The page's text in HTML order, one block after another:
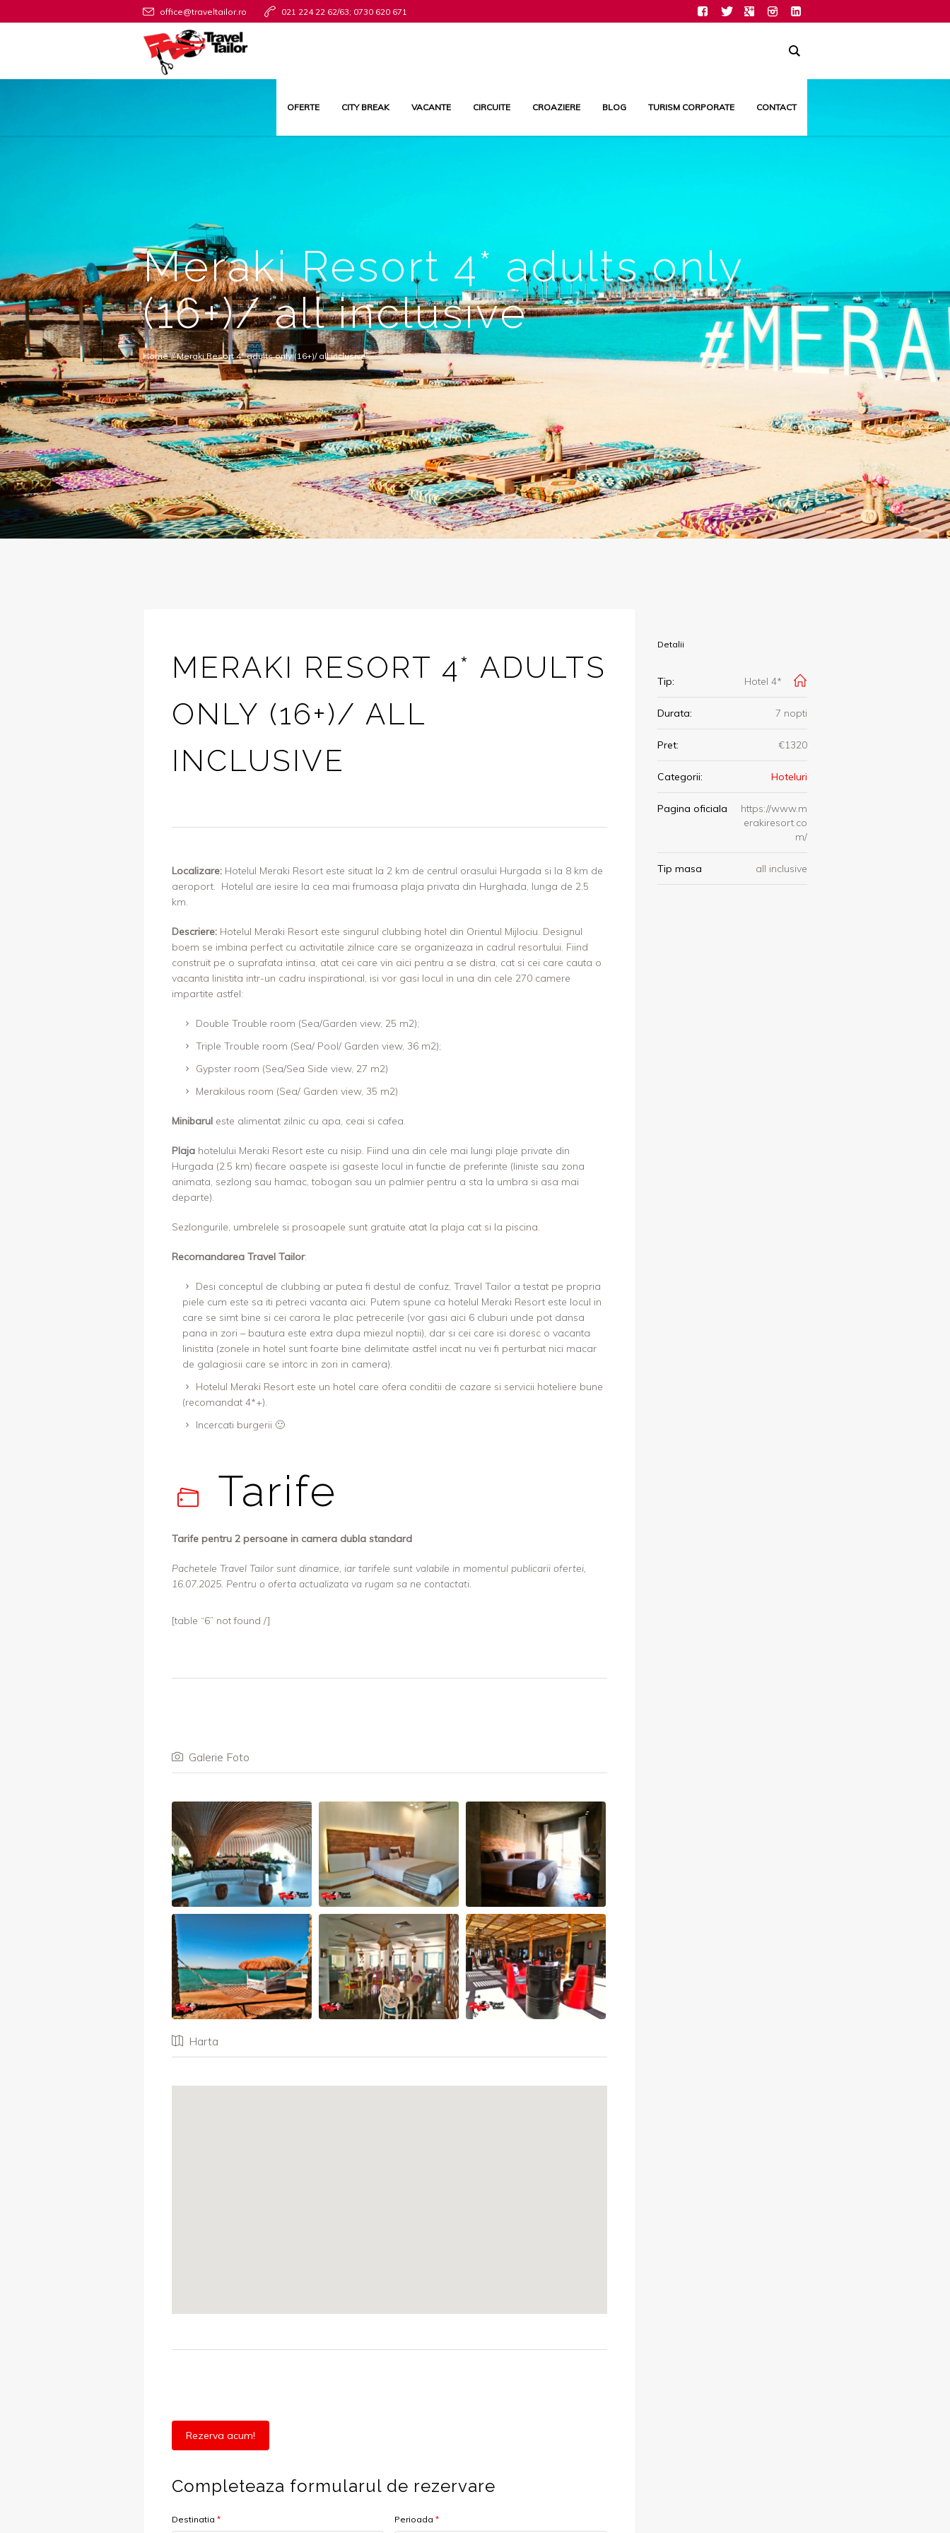
office@traveltailor.ro 021 224 22 62/63; 0730 620 671
OFERTE CITY BREAK VACANTE CIRCUITE CROAZIERE BLOG TURISM CORPORATE CONTACT
Meraki Resort 4* adults only
(16+)/ all inclusive
Home //Meraki Resort 4* adults only (16+)/ all inclusive
MERAKI RESORT 4* ADULTS
ONLY (16+)/ ALL
INCLUSIVE
Localizare:Hotelul Meraki Resort este situat la 2 km de centrul orasului Hurgada si la 8 km de
aeroport. Hotelul are iesire la cea mai frumoasa plaja privata din Hurghada, lunga de 2.5
km.
Descriere:Hotelul Meraki Resort este singurul clubbing hotel din Orientul Mijlociu. Designul
boem se imbina perfect cu activitatile zilnice care se organizeaza in cadrul resortului. Fiind
construit pe o suprafata intinsa, atat cei care vin aici pentru a se distra, cat si cei care cauta o
vacanta linistita intr-un cadru inspirational, isi vor gasi locul in una din cele 270 camere
impartite astfel:
Double Trouble room (Sea/Garden view, 25 m2);
Triple Trouble room (Sea/ Pool/ Garden view, 36 m2);
Gypster room (Sea/Sea Side view, 27 m2)
Merakilous room (Sea/ Garden view, 35 m2)
Minibaruleste alimentat zilnic cu apa, ceai si cafea.
Plaja hotelului Meraki Resort este cu nisip. Fiind una din cele mai lungi plaje private din
Hurgada (2.5 km) fiecare oaspete isi gaseste locul in functie de preferinte (liniste sau zona
animata, sezlong sau hamac, tobogan sau un palmier pentru a sta la umbra si asa mai
departe).
Sezlongurile, umbrelele si prosoapele sunt gratuite atat la plaja cat si la piscina.
Recomandarea Travel Tailor:
Desi conceptul de clubbing ar putea fi destul de confuz, Travel Tailor a testat pe propria
piele cum este sa iti petreci vacanta aici. Putem spune ca hotelul Meraki Resort este locul in
care se simt bine si cei carora le plac petrecerile (vor gasi aici 6 cluburi unde pot dansa
pana in zori – bautura este extra dupa miezul noptii), dar si cei care isi doresc o vacanta
linistita (zonele in hotel sunt foarte bine delimitate astfel incat nu vei fi perturbat nici macar
de galagiosii care se intorc in zori in camera).
Hotelul Meraki Resort este un hotel care ofera conditii de cazare si servicii hoteliere bune
(recomandat 4*+).
Incercati burgerii 🙂
Tarife
Tarife pentru 2 persoane in camera dubla standard
Pachetele Travel Tailor sunt dinamice, iar tarifele sunt valabile in momentul publicarii ofertei,
16.07.2025. Pentru o oferta actualizata va rugam sa ne contactati.
[table “6” not found /]
Galerie Foto
Harta
Rezerva acum!
Completeaza formularul de rezervare
Destinatia * Perioada*
Detalii
Tip: Hotel 4*
Durata: 7 nopti
Pret: €1320
Categorii: Hoteluri
Pagina oficiala
https://www.m
erakiresort.co
m/
Tip masa all inclusive